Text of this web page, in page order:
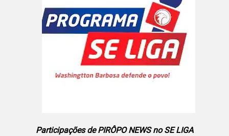
Participações de PIRÔPO NEWS no SE LIGA